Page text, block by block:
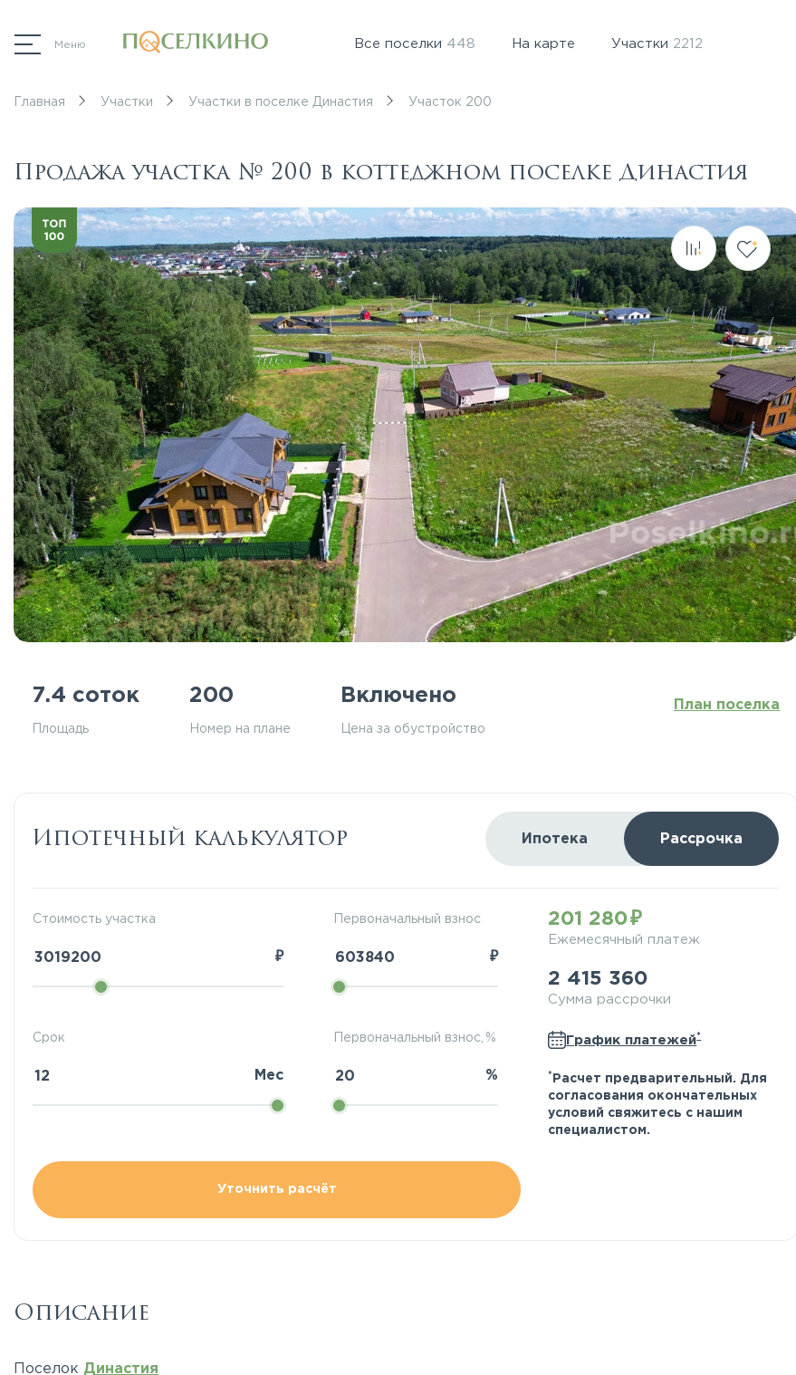
Меню Все поселки 448 На карте Участки 2212
Главная Участки Участки в поселке Династия Участок 200
Продажа участка № 200 в коттеджном поселке Династия
7.4 соток
Площадь
200
Номер на плане
Включено
Цена за обустройство
План поселка
Ипотечный калькулятор Ипотека Рассрочка
Стоимость участка
₽
Первоначальный взнос
₽
Срок
Мес
Первоначальный взнос, %
%
Уточнить расчёт
201 280
Ежемесячный платеж
2 415 360
Сумма рассрочки
График платежей*
* Расчет предварительный. Для
согласования окончательных
условий свяжитесь с нашим
специалистом.
Описание
Поселок Династия